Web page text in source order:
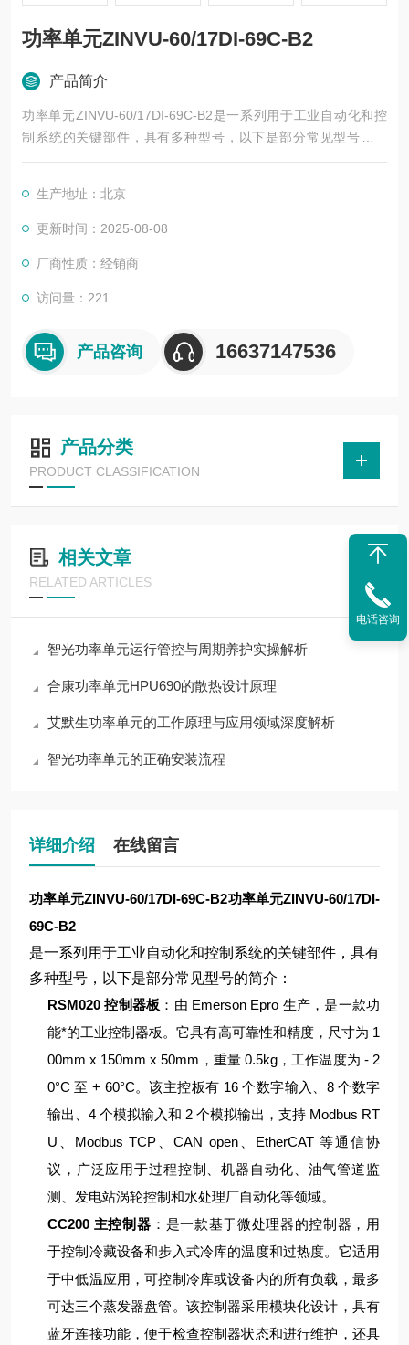
功率单元ZINVU-60/17DI-69C-B2
产品简介
功率单元ZINVU-60/17DI-69C-B2是一系列用于工业自动化和控
制系统的关键部件，具有多种型号，以下是部分常见型号的简
介：
生产地址：北京
更新时间：2025-08-08
厂商性质：经销商
访问量：221
产品咨询 16637147536
产品分类
PRODUCT CLASSIFICATION
相关文章
RELATED ARTICLES
智光功率单元运行管控与周期养护实操解析
合康功率单元HPU690的散热设计原理
艾默生功率单元的工作原理与应用领域深度解析
智光功率单元的正确安装流程
详细介绍 在线留言
功率单元ZINVU-60/17DI-69C-B2功率单元ZINVU-60/17DI-
69C-B2
是一系列用于工业自动化和控制系统的关键部件，具有
多种型号，以下是部分常见型号的简介：
RSM020 控制器板 ：由 Emerson Epro 生产，是一款功
能*的工业控制器板。它具有高可靠性和精度，尺寸为 1
00mm x 150mm x 50mm，重量 0.5kg，工作温度为 - 2
0°C 至 + 60°C。该主控板有 16 个数字输入、8 个数字
输出、4 个模拟输入和 2 个模拟输出，支持 Modbus RT
U、Modbus TCP、CAN open、EtherCAT 等通信协
议，广泛应用于过程控制、机器自动化、油气管道监
测、发电站涡轮控制和水处理厂自动化等领域。
CC200 主控制器 ：是一款基于微处理器的控制器，用
于控制冷藏设备和步入式冷库的温度和过热度。它适用
于中低温应用，可控制冷库或设备内的所有负载，最多
可达三个蒸发器盘管。该控制器采用模块化设计，具有
蓝牙连接功能，便于检查控制器状态和进行维护，还具
电话咨询